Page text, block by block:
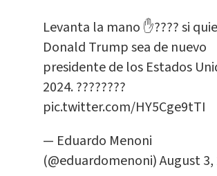
Levanta la mano ✋???? si
Donald Trump sea de nuevo
presidente de los Estados
2024. ????????
pic.twitter.com/HY5Cge9tTI
— Eduardo Menoni
(@eduardomenoni)August 3,